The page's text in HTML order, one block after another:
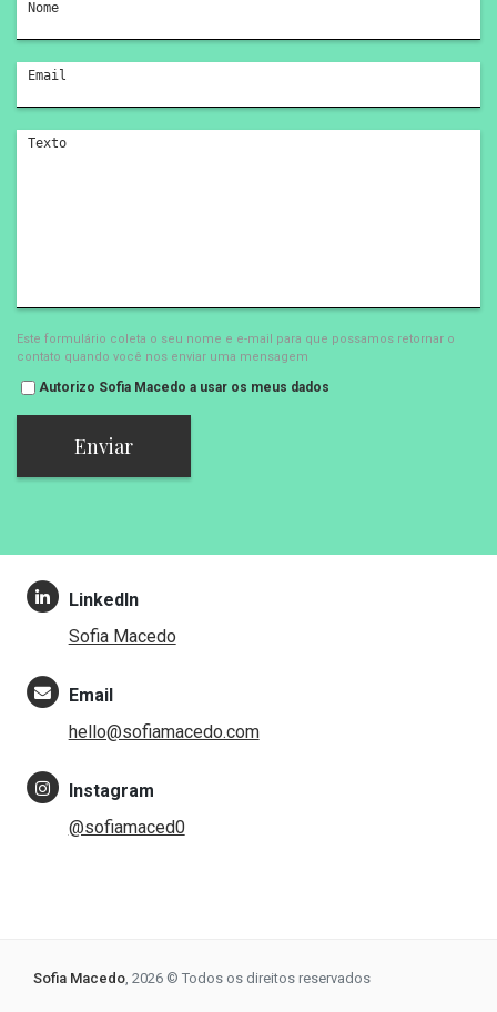
Este formulário coleta o seu nome e e-mail para que possamos retornar o
contato quando você nos enviar uma mensagem
Autorizo Sofia Macedo a usar os meus dados
Enviar
LinkedIn
Sofia Macedo
Email
hello@sofiamacedo.com
Instagram
@sofiamaced0
Sofia Macedo, 2026 © Todos os direitos reservados